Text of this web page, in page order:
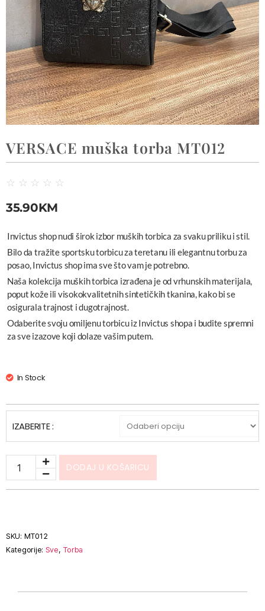
VERSACE muška torba MT012
☆ ☆ ☆ ☆ ☆
35.90KM
Invictus shop nudi širok izbor muških torbica za svaku priliku i stil.
Bilo da tražite sportsku torbicu za teretanu ili elegantnu torbu za
posao, Invictus shop ima sve što vam je potrebno.
Naša kolekcija muških torbica izrađena je od vrhunskih materijala,
poput kože ili visokokvalitetnih sintetičkih tkanina, kako bi se
osigurala trajnost i dugotrajnost.
Odaberite svoju omiljenu torbicu iz Invictus shopa i budite spremni
za sve izazove koji dolaze vašim putem.
In Stock
IZABERITE :
DODAJ U KOŠARICU
SKU: MT012
Kategorije: Sve, Torba